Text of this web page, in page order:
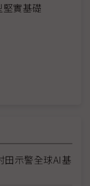
實基礎
示警全球AI基